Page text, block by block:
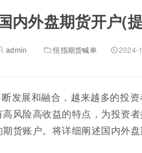
内外盘期货开户(
admin 恒指期货喊单 2024-
发展和融合，越来越多的投
风险高收益的特点，为投资
货账户。将详细阐述国内外